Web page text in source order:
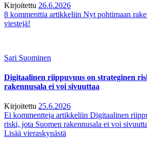
Kirjoitettu 26.6.2026
8 kommenttia artikkeliin Nyt pohtimaan
viestejä!
Sari Suominen
Digitaalinen riippuvuus on strateginen
rakennusala ei voi sivuuttaa
Kirjoitettu 25.6.2026
Ei kommentteja artikkeliin Digitaalinen
riski, jota Suomen rakennusala ei voi
Lisää vieraskynästä